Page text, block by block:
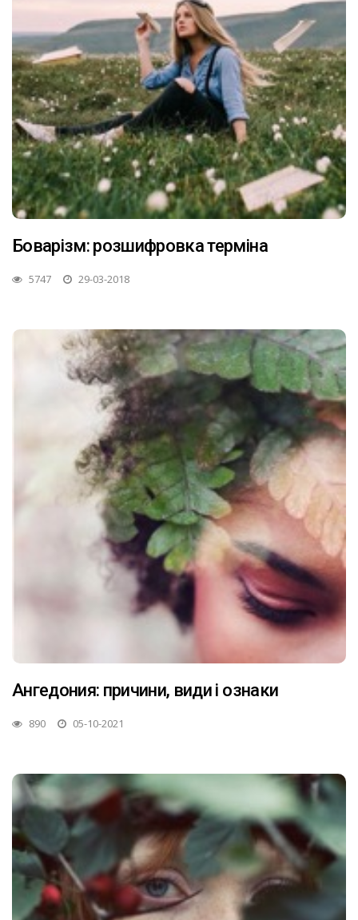
Боварізм: розшифровка терміна
5747 29-03-2018
Ангедония: причини, види і ознаки
890 05-10-2021